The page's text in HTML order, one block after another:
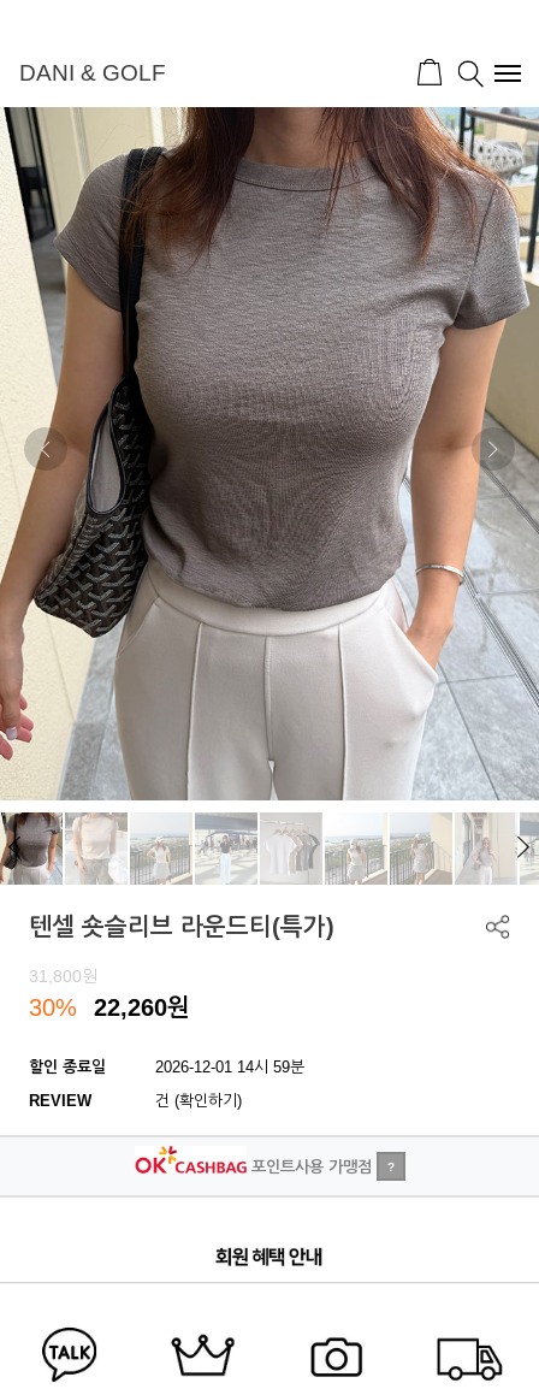
DANI & GOLF
텐셀 숏슬리브 라운드티(특가)
31,800원
30% 22,260원
할인 종료일
2026-12-01 14시 59분
REVIEW
건 (확인하기)
포인트사용 가맹점 ?